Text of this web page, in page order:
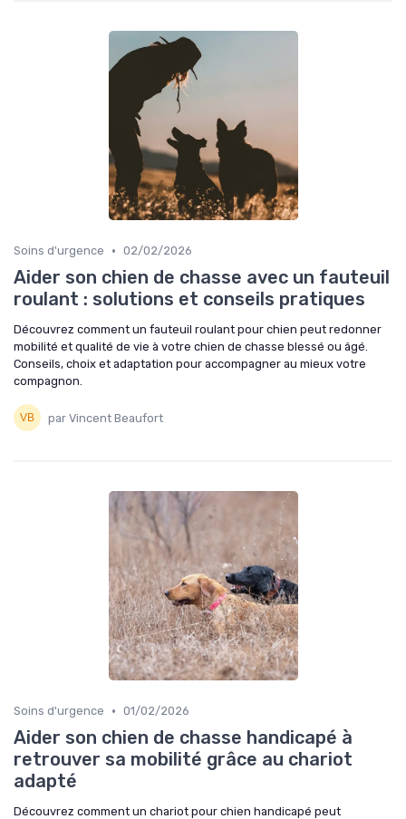
Soins d'urgence • 02/02/2026
Aider son chien de chasse avec un fauteuil
roulant : solutions et conseils pratiques
Découvrez comment un fauteuil roulant pour chien peut redonner
mobilité et qualité de vie à votre chien de chasse blessé ou âgé.
Conseils, choix et adaptation pour accompagner au mieux votre
compagnon.
par Vincent Beaufort
Soins d'urgence • 01/02/2026
Aider son chien de chasse handicapé à
retrouver sa mobilité grâce au chariot
adapté
Découvrez comment un chariot pour chien handicapé peut